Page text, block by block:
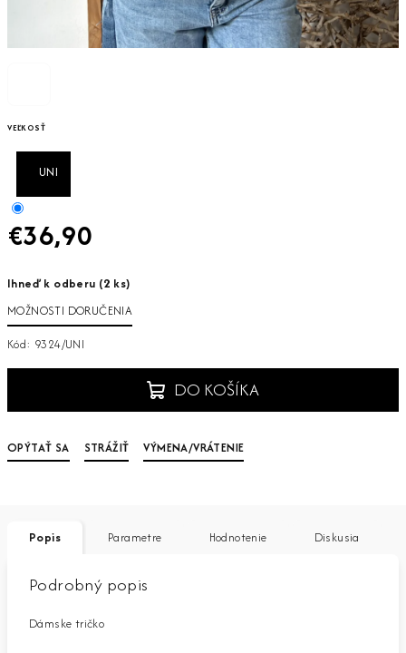
VEĽKOSŤ
UNI
€36,90
cena:
Ihneď k odberu (2 ks)
MOŽNOSTI DORUČENIA
Kód: 9324/UNI
DO KOŠÍKA
OPÝTAŤ SA STRÁŽIŤ VÝMENA/VRÁTENIE
Popis Parametre Hodnotenie Diskusia
Podrobný popis
Dámske tričko